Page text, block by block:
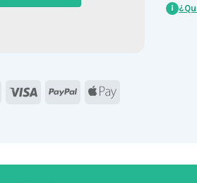
MasterCard
Visa PayPal Apple
i